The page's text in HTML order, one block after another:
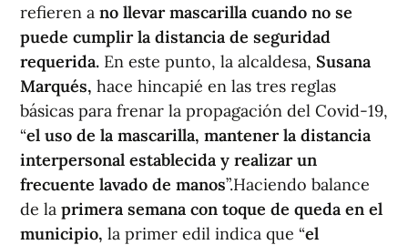
refieren a no llevar mascarilla cuando no se
puede cumplir la distancia de seguridad
requerida. En este punto, la alcaldesa, Susana
Marqués, hace hincapié en las tres reglas
básicas para frenar la propagación del Covid-19,
“el uso de la mascarilla, mantener la distancia
interpersonal establecida y realizar un
frecuente lavado de manos”.Haciendo balance
de la primera semana con toque de queda en el
municipio, la primer edil indica que “el